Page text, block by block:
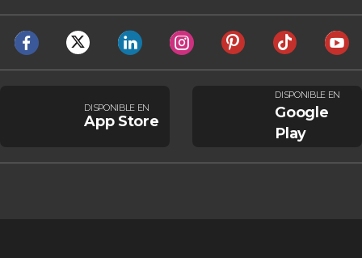
DISPONIBLE EN
App Store
DISPONIBLE EN
Google
Play